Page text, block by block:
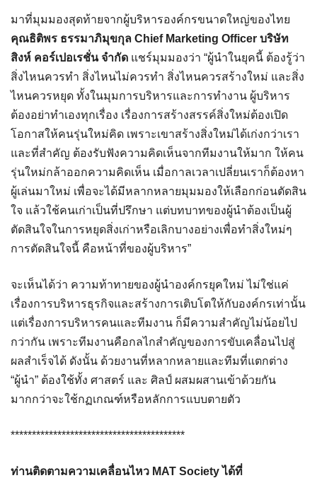
มาที่มุมมองสุดท้ายจากผู้บริหารองค์กรขนาดใหญ่ของไทย
คุณธิติพร ธรรมาภิมุขกุล Chief Marketing Officer บริษัท
สิงห์ คอร์เปอเรชั่น จำกัด แชร์มุมมองว่า “ผู้นำในยุคนี้ ต้องรู้ว่า
สิ่งไหนควรทำ สิ่งไหนไม่ควรทำ สิ่งไหนควรสร้างใหม่ และสิ่ง
ไหนควรหยุด ทั้งในมุมการบริหารและการทำงาน ผู้บริหาร
ต้องอย่าทำเองทุกเรื่อง เรื่องการสร้างสรรค์สิ่งใหม่ต้องเปิด
โอกาสให้คนรุ่นใหม่คิด เพราะเขาสร้างสิ่งใหม่ได้เก่งกว่าเรา
และที่สำคัญ ต้องรับฟังความคิดเห็นจากทีมงานให้มาก ให้คน
รุ่นใหม่กล้าออกความคิดเห็น เมื่อกาลเวลาเปลี่ยนเราก็ต้องหา
ผู้เล่นมาใหม่ เพื่อจะได้มีหลากหลายมุมมองให้เลือกก่อนตัดสิน
ใจ แล้วใช้คนเก่าเป็นที่ปรึกษา แต่บทบาทของผู้นำต้องเป็นผู้
ตัดสินใจในการหยุดสิ่งเก่าหรือเลิกบางอย่างเพื่อทำสิ่งใหม่ๆ
การตัดสินใจนี้ คือหน้าที่ของผู้บริหาร”
จะเห็นได้ว่า ความท้าทายของผู้นำองค์กรยุคใหม่ ไม่ใช่แค่
เรื่องการบริหารธุรกิจและสร้างการเติบโตให้กับองค์กรเท่านั้น
แต่เรื่องการบริหารคนและทีมงาน ก็มีความสำคัญไม่น้อยไป
กว่ากัน เพราะทีมงานคือกลไกสำคัญของการขับเคลื่อนไปสู่
ผลสำเร็จได้ ดังนั้น ด้วยงานที่หลากหลายและทีมที่แตกต่าง
“ผู้นำ” ต้องใช้ทั้ง ศาสตร์ และ ศิลป์ ผสมผสานเข้าด้วยกัน
มากกว่าจะใช้กฏเกณฑ์หรือหลักการแบบตายตัว
*****************************************
ท่านติดตามความเคลื่อนไหว MAT Society ได้ที่